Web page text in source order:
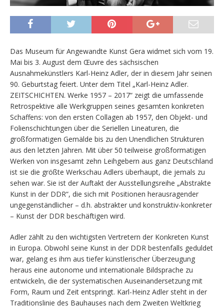
Das Museum für Angewandte Kunst Gera widmet sich vom 19.
Mai bis 3. August dem Œuvre des sächsischen
Ausnahmekünstlers Karl-Heinz Adler, der in diesem Jahr seinen
90. Geburtstag feiert. Unter dem Titel „Karl-Heinz Adler.
ZEITSCHICHTEN. Werke 1957 – 2017“ zeigt die umfassende
Retrospektive alle Werkgruppen seines gesamten konkreten
Schaffens: von den ersten Collagen ab 1957, den Objekt- und
Folienschichtungen über die Seriellen Lineaturen, die
großformatigen Gemälde bis zu den Unendlichen Strukturen
aus den letzten Jahren. Mit über 50 teilweise großformatigen
Werken von insgesamt zehn Leihgebern aus ganz Deutschland
ist sie die größte Werkschau Adlers überhaupt, die jemals zu
sehen war. Sie ist der Auftakt der Ausstellungsreihe „Abstrakte
Kunst in der DDR“, die sich mit Positionen herausragender
ungegenständlicher – d.h. abstrakter und konstruktiv-konkreter
– Kunst der DDR beschäftigen wird.
Adler zählt zu den wichtigsten Vertretern der Konkreten Kunst
in Europa. Obwohl seine Kunst in der DDR bestenfalls geduldet
war, gelang es ihm aus tiefer künstlerischer Überzeugung
heraus eine autonome und internationale Bildsprache zu
entwickeln, die der systematischen Auseinandersetzung mit
Form, Raum und Zeit entspringt. Karl-Heinz Adler steht in der
Traditionslinie des Bauhauses nach dem Zweiten Weltkrieg